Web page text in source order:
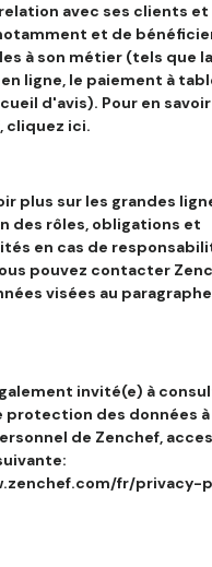
avec ses clients et
et de
à son métier (tels que la
ligne, le paiement à
d'avis). Pour en
cliquez ici.
plus sur les grandes
des rôles, obligations et
en cas de
pouvez contacter
visées au
invité(e) à
protection des données à
de Zenchef,
fr/privacy-